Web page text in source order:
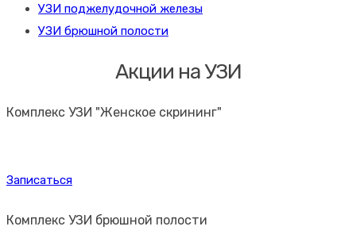
УЗИ поджелудочной железы
УЗИ брюшной полости
Акции на УЗИ
Комплекс УЗИ "Женское скрининг"
Записаться
Комплекс УЗИ брюшной полости